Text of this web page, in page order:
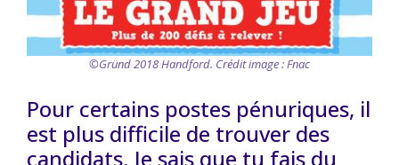
©Gründ 2018 Handford. Crédit image : Fnac
Pour certains postes pénuriques, il
est plus difficile de trouver des
candidats. Je sais que tu fais du